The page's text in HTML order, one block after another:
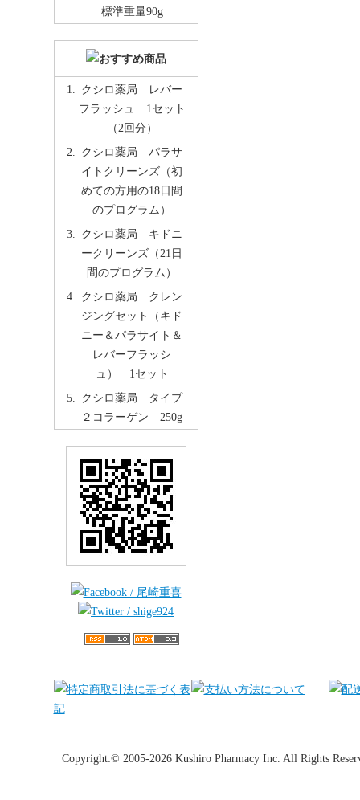
標準重量90g
クシロ薬局 レバー
フラッシュ 1セット
（2回分）
クシロ薬局 パラサ
イトクリーンズ（初
めての方用の18日間
のプログラム）
クシロ薬局 キドニ
ークリーンズ（21日
間のプログラム）
クシロ薬局 クレン
ジングセット（キド
ニー＆パラサイト＆
レバーフラッシ
ュ） 1セット
クシロ薬局 タイプ
２コラーゲン 250g
Copyright:© 2005-2026 Kushiro Pharmacy Inc. All Rights